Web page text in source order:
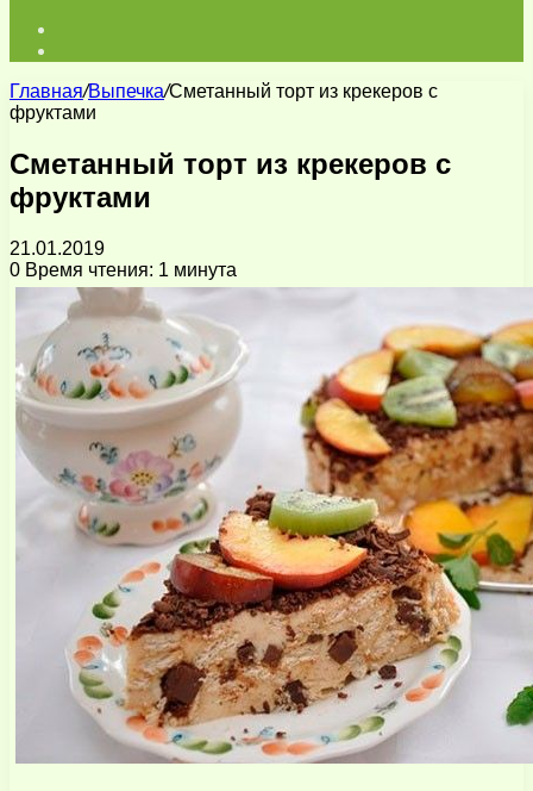
Главная/Выпечка/Сметанный торт из крекеров с
фруктами
Сметанный торт из крекеров с
фруктами
21.01.2019
0 Время чтения: 1 минута